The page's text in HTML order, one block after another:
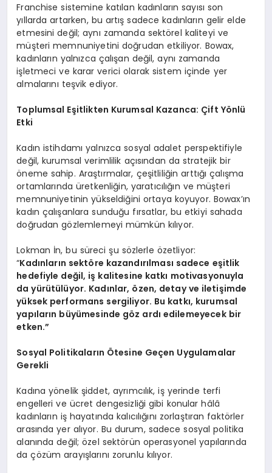
Franchise sistemine katılan kadınların sayısı son
yıllarda artarken, bu artış sadece kadınların gelir elde
etmesini değil; aynı zamanda sektörel kaliteyi ve
müşteri memnuniyetini doğrudan etkiliyor. Bowax,
kadınların yalnızca çalışan değil, aynı zamanda
işletmeci ve karar verici olarak sistem içinde yer
almalarını teşvik ediyor.
Toplumsal Eşitlikten Kurumsal Kazanca: Çift Yönlü
Etki
Kadın istihdamı yalnızca sosyal adalet perspektifiyle
değil, kurumsal verimlilik açısından da stratejik bir
öneme sahip. Araştırmalar, çeşitliliğin arttığı çalışma
ortamlarında üretkenliğin, yaratıcılığın ve müşteri
memnuniyetinin yükseldiğini ortaya koyuyor. Bowax’ın
kadın çalışanlara sunduğu fırsatlar, bu etkiyi sahada
doğrudan gözlemlemeyi mümkün kılıyor.
Lokman İn, bu süreci şu sözlerle özetliyor:
“Kadınların sektöre kazandırılması sadece eşitlik
hedefiyle değil, iş kalitesine katkı motivasyonuyla
da yürütülüyor. Kadınlar, özen, detay ve iletişimde
yüksek performans sergiliyor. Bu katkı, kurumsal
yapıların büyümesinde göz ardı edilemeyecek bir
etken.”
Sosyal Politikaların Ötesine Geçen Uygulamalar
Gerekli
Kadına yönelik şiddet, ayrımcılık, iş yerinde terfi
engelleri ve ücret dengesizliği gibi konular hâlâ
kadınların iş hayatında kalıcılığını zorlaştıran faktörler
arasında yer alıyor. Bu durum, sadece sosyal politika
alanında değil; özel sektörün operasyonel yapılarında
da çözüm arayışlarını zorunlu kılıyor.